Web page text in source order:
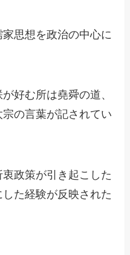
思想を政治の中心に
好む所は堯舜の道、
の言葉が記されてい
政策が引き起こした
た経験が反映された